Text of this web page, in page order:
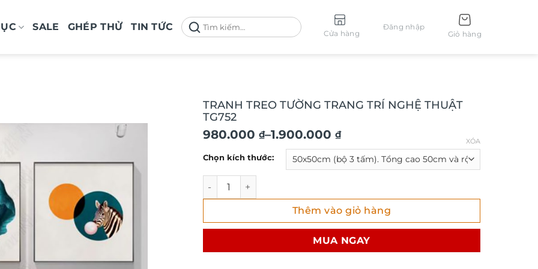
SALE GHÉP THỬ TIN TỨC
Tìm
kiếm:
Cửa hàng
Đăng nhập
Giỏ hàng
TRANH TREO TƯỜNG TRANG TRÍ NGHỆ THUẬT
TG752
980.000 ₫–1.900.000 ₫
Khoảng
giá:
980.000 ₫
1.900.000 ₫
Chọn kích thước:
XÓA
TRANH TREO TƯỜNG TRANG TRÍ NGHỆ THUẬT TG752 số lượng
Thêm vào giỏ hàng
MUA NGAY